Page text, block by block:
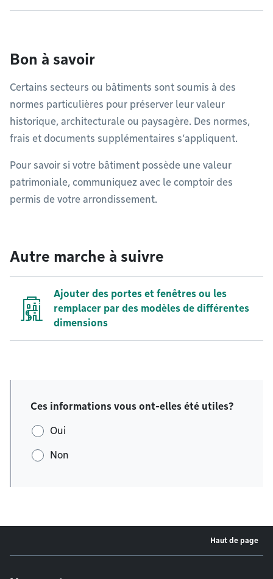
Bon à savoir
Certains secteurs ou bâtiments sont soumis à des
normes particulières pour préserver leur valeur
historique, architecturale ou paysagère. Des normes,
frais et documents supplémentaires s’appliquent.
Pour savoir si votre bâtiment possède une valeur
patrimoniale, communiquez avec le comptoir des
permis de votre arrondissement.
Autre marche à suivre
Ajouter des portes et fenêtres ou les
remplacer par des modèles de différentes
dimensions
Ces informations vous ont-elles été utiles?
Oui
Non
Haut de page